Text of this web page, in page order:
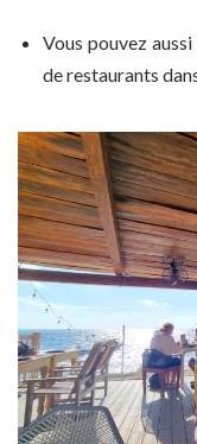
Vous pouvez
de restaurants